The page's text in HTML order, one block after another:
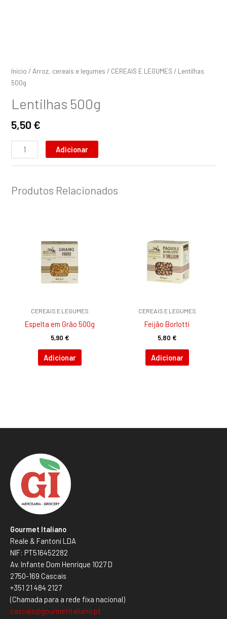
Início / Arroz, cereais e legumes / CEREAIS E LEGUMES / Lentilhas
500g
Lentilhas 500g
5,50 €
Adicionar
Produtos Relacionados
CEREAIS E LEGUMES
Espelta em Grão 500g
5,90 €
Adicionar
CEREAIS E LEGUMES
Feijão Borlotti
5,80 €
Adicionar
Gourmet Italiano
Reale & Fantoni LDA
NIF: PT516452282
Av. Infante Dom Henrique 1027 D
2750-169 Cascais
+351 21 484 2127
(Chamada para a rede fixa nacional)
cascais@gourmetitaliano.pt